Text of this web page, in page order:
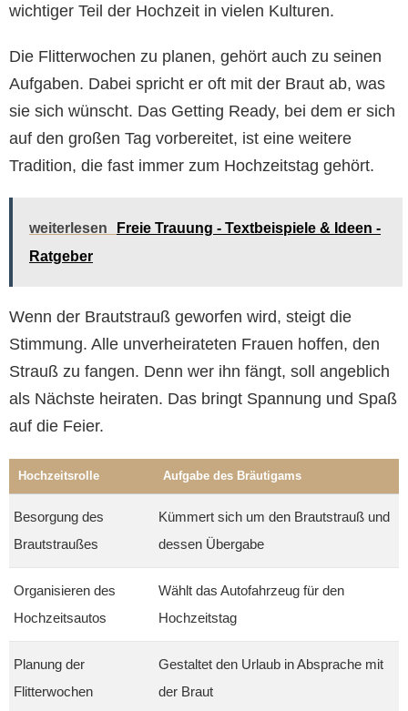
wichtiger Teil der Hochzeit in vielen Kulturen.
Die Flitterwochen zu planen, gehört auch zu seinen
Aufgaben. Dabei spricht er oft mit der Braut ab, was
sie sich wünscht. Das Getting Ready, bei dem er sich
auf den großen Tag vorbereitet, ist eine weitere
Tradition, die fast immer zum Hochzeitstag gehört.
weiterlesen
Freie Trauung - Textbeispiele & Ideen -
Ratgeber
Wenn der Brautstrauß geworfen wird, steigt die
Stimmung. Alle unverheirateten Frauen hoffen, den
Strauß zu fangen. Denn wer ihn fängt, soll angeblich
als Nächste heiraten. Das bringt Spannung und Spaß
auf die Feier.
Hochzeitsrolle Aufgabe des Bräutigams
Besorgung des
Brautstraußes
Kümmert sich um den Brautstrauß und
dessen Übergabe
Organisieren des
Hochzeitsautos
Wählt das Autofahrzeug für den
Hochzeitstag
Planung der
Flitterwochen
Gestaltet den Urlaub in Absprache mit
der Braut